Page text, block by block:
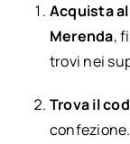
Acquista
Merenda,
trovi nei
Trova il